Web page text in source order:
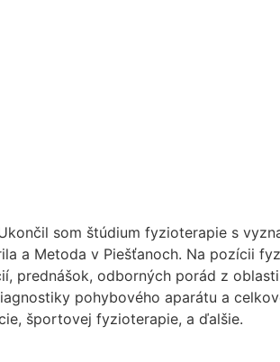
som štúdium fyzioterapie s
a Metoda v Piešťanoch. Na pozícii
prednášok, odborných porád z
pohybového aparátu a
športovej fyzioterapie, a ďalšie.